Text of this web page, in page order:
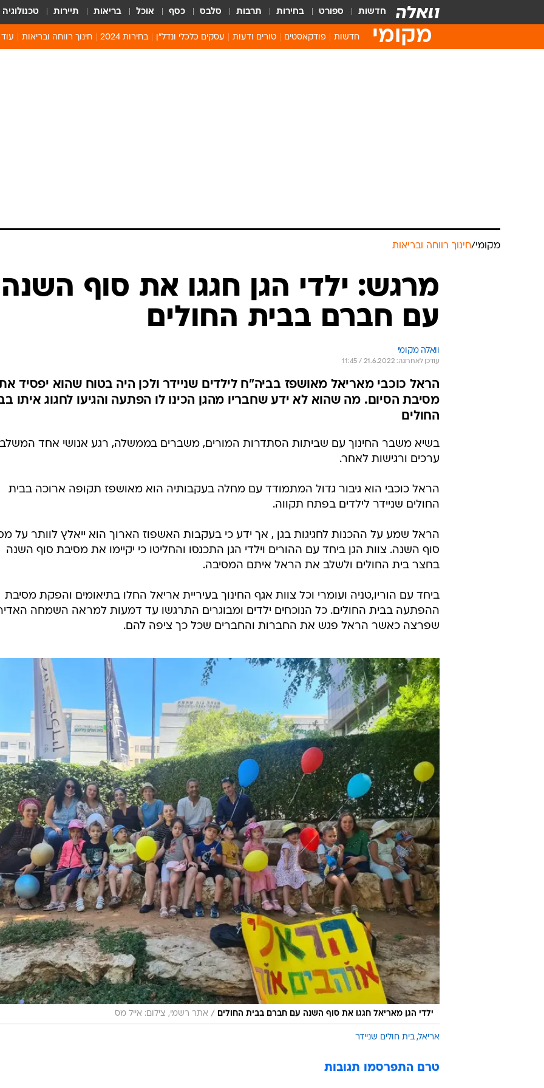
חדשות ספורט בחירות תרבות סלבס כסף אוכל בריאות תיירות טכנולוגיה
מקומי חדשות פודקאסטים טורים ודעות עסקים כלכלי ונדל"ן בחירות 2024 חינוך רווחה ובריאות
מקומי/חינוך רווחה ובריאות
מרגש: ילדי הגן חגגו את סוף השנה
עם חברם בבית החולים
וואלה מקומי
עודכן לאחרונה: 21.6.2022 / 11:45
הראל כוכבי מאריאל מאושפז בביה"ח לילדים שניידר ולכן היה בטוח שהוא יפסיד
מסיבת הסיום. מה שהוא לא ידע שחבריו מהגן הכינו לו הפתעה והגיעו לחגוג איתו
החולים
בשיא משבר החינוך עם שביתות הסתדרות המורים, משברים בממשלה, רגע אנושי אחד המשלב
ערכים ורגישות לאחר.
הראל כוכבי הוא גיבור גדול המתמודד עם מחלה בעקבותיה הוא מאושפז תקופה ארוכה בבית
החולים שניידר לילדים בפתח תקווה.
הראל שמע על ההכנות לחגיגות בגן , אך ידע כי בעקבות האשפוז הארוך הוא ייאלץ לוותר על
סוף השנה. צוות הגן ביחד עם ההורים וילדי הגן התכנסו והחליטו כי יקיימו את מסיבת סוף השנה
בחצר בית החולים ולשלב את הראל איתם המסיבה.
ביחד עם הוריו,טניה ועומרי וכל צוות אגף החינוך בעיריית אריאל החלו בתיאומים והפקת מסיבת
ההפתעה בבית החולים. כל הנוכחים ילדים ומבוגרים התרגשו עד דמעות למראה השמחה
שפרצה כאשר הראל פגש את החברות והחברים שכל כך ציפה להם.
ילדי הגן מאריאל חגגו את סוף השנה עם חברם בבית החולים / אתר רשמי, צילום: אייל מס
אריאל בית חולים שניידר
טרם התפרסמו תגובות